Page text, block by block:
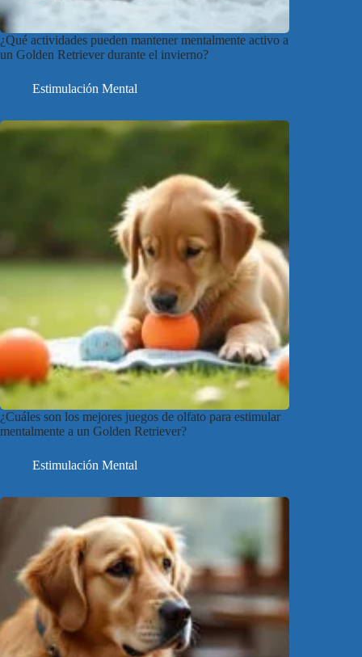
¿Qué actividades pueden mantener mentalmente activo a
un Golden Retriever durante el invierno?
Estimulación Mental
¿Cuáles son los mejores juegos de olfato para estimular
mentalmente a un Golden Retriever?
Estimulación Mental